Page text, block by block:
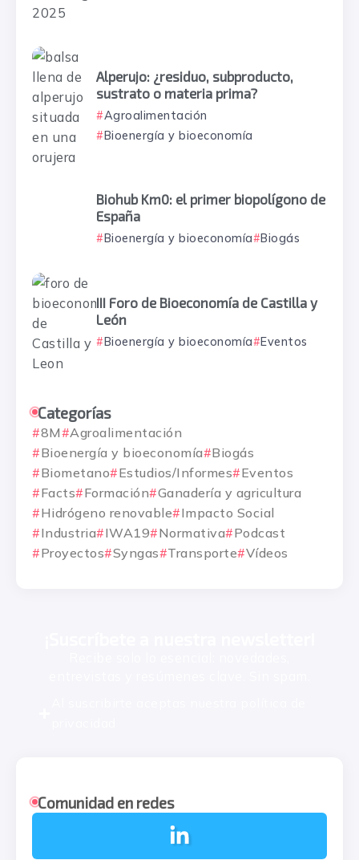
Alperujo: ¿residuo, subproducto,
sustrato o materia prima?
Agroalimentación
Bioenergía y bioeconomía
Biohub Km0: el primer biopolígono de
España
Bioenergía y bioeconomía Biogás
III Foro de Bioeconomía de Castilla y
León
Bioenergía y bioeconomía Eventos
Categorías
8M
Agroalimentación
Bioenergía y bioeconomía Biogás
Biometano
Estudios/Informes
Eventos
Facts
Formación Ganadería y agricultura
Hidrógeno renovable
Impacto Social
Industria IWA19 Normativa Podcast
Proyectos Syngas Transporte Vídeos
Comunidad en redes